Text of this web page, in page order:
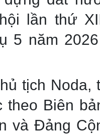
lần thứ
5 năm
tịch Noda,
theo Biên
và Đảng